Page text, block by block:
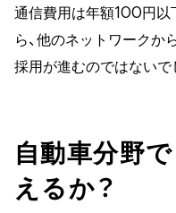
通信費用は年額100円以
ら、他のネットワークか
採用が進むのではないで
自動車分野
えるか？